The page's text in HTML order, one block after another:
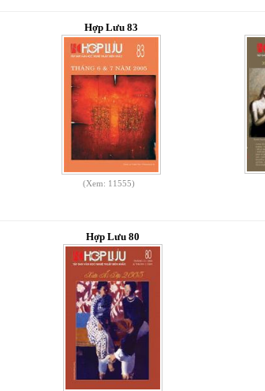
Hợp Lưu 83
(Xem: 11555)
Hợp Lưu 80